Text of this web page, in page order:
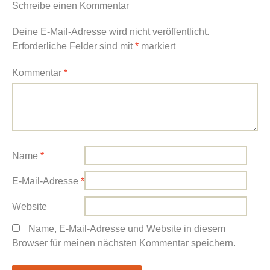
Schreibe einen Kommentar
Deine E-Mail-Adresse wird nicht veröffentlicht.
Erforderliche Felder sind mit* markiert
Kommentar *
Name *
E-Mail-Adresse *
Website
Name, E-Mail-Adresse und Website in diesem
Browser für meinen nächsten Kommentar speichern.